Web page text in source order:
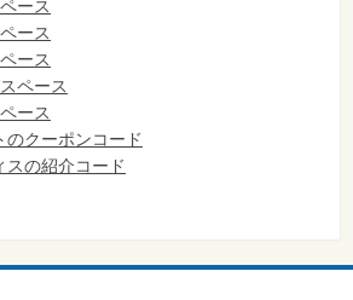
ース
ース
ース
ペース
ース
クーポンコード
スの紹介コード